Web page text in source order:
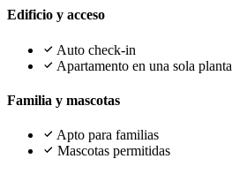
Edificio y acceso
Auto check-in
Apartamento en una sola planta
Familia y mascotas
Apto para familias
Mascotas permitidas